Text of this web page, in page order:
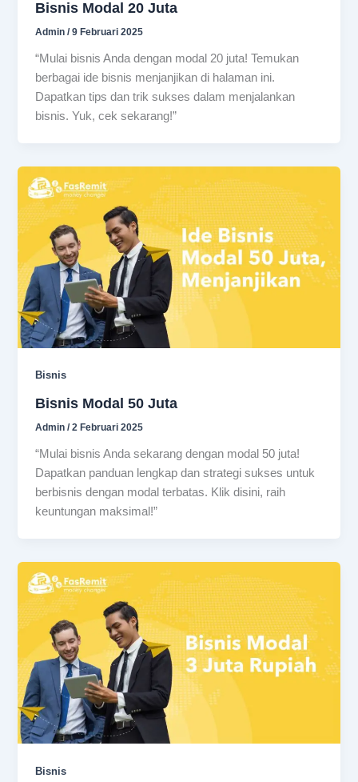
Bisnis Modal 20 Juta
Admin/9 Februari 2025
“Mulai bisnis Anda dengan modal 20 juta! Temukan
berbagai ide bisnis menjanjikan di halaman ini.
Dapatkan tips dan trik sukses dalam menjalankan
bisnis. Yuk, cek sekarang!”
Bisnis
Bisnis Modal 50 Juta
Admin/2 Februari 2025
“Mulai bisnis Anda sekarang dengan modal 50 juta!
Dapatkan panduan lengkap dan strategi sukses untuk
berbisnis dengan modal terbatas. Klik disini, raih
keuntungan maksimal!”
Bisnis